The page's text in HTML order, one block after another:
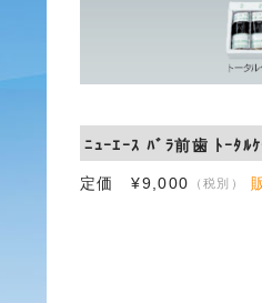
ﾆｭｰｴｰｽ ﾊﾞﾗ前歯 ﾄｰﾀﾙ
定価 ¥9,000 （税別）